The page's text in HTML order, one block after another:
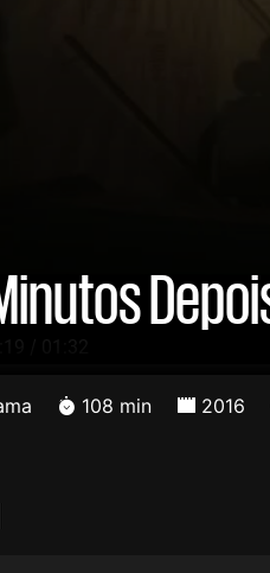
108 min 2016